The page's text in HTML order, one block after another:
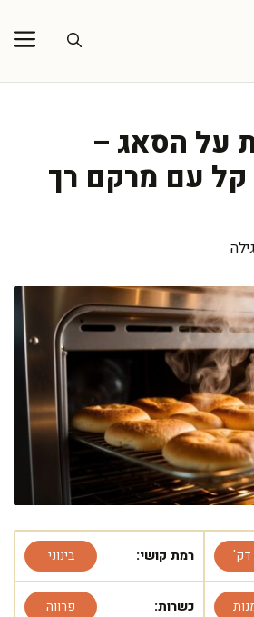
על הסאג –
קל עם מרקם רך
רמת קושי: בינוני
כשרות: פרווה